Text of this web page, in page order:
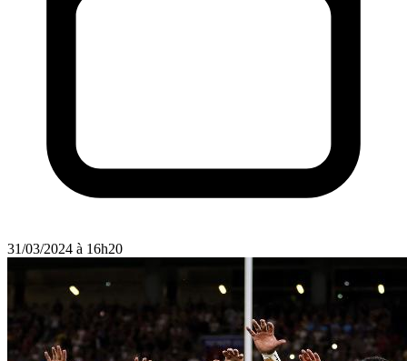
31/03/2024 à 16h20